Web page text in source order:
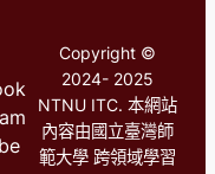
Copyright ©
2024- 2025
NTNU ITC. 本網站
內容由國立臺灣師
範大學 跨領域學習